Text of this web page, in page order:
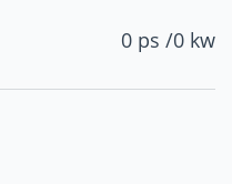
0 ps /0 kw